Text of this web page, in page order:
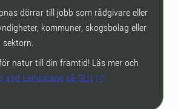
dörrar till jobb som rådgivare eller
kommuner, skogsbolag eller
sektorn.
natur till din framtid! Läs mer och
and Landscape på SLU